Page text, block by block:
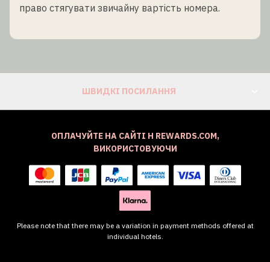
право стягувати звичайну вартість номера.
ШВИДКІ ПОСИЛАННЯ
ОПЛАЧУЙТЕ НА САЙТІ H REWARDS.COM,
ВИКОРИСТОВУЮЧИ
Please note that there may be a variation in payment methods offered at
individual hotels.